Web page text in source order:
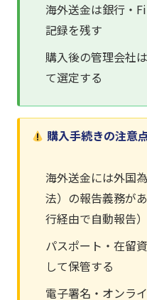
海外送金は銀行・
記録を残す
購入後の管理会社
て選定する
購入手続きの注意
海外送金には外国
法）の報告義務が
行経由で自動報告）
パスポート・在留
して保管する
電子署名・オンラ